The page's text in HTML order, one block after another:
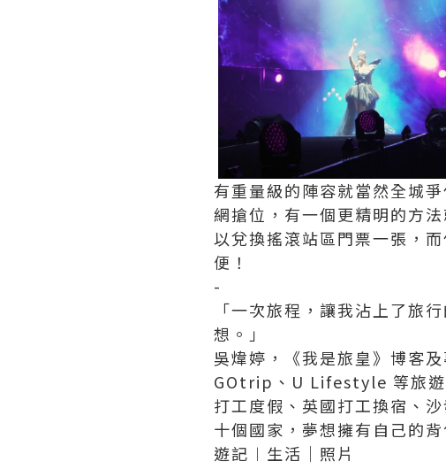
有重量級的陣容就當然全城
網搶位，有一個更精明的方
以兌換搖滾站區門票一張，
便！
-
「一次旅程，讓我沾上了旅
想。」
吳煒婷，《我是旅皇》博客
GOtrip、U Lifestyle 等旅遊
打工度假、英國打工換宿、
十個國家，夢想擁有自己的背
遊記︱生活｜照片